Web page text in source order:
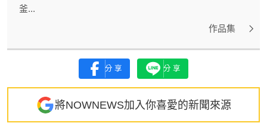
釜...
作品集
分享 分享
將NOWNEWS加入你喜愛的新聞來源